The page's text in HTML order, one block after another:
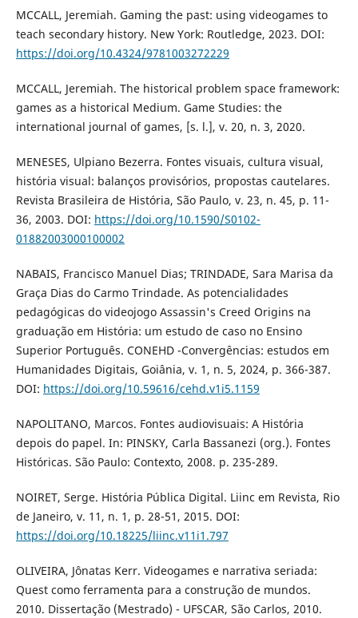
MCCALL, Jeremiah. Gaming the past: using videogames to
teach secondary history. New York: Routledge, 2023. DOI:
https://doi.org/10.4324/9781003272229
MCCALL, Jeremiah. The historical problem space framework:
games as a historical Medium. Game Studies: the
international journal of games, [s. l.], v. 20, n. 3, 2020.
MENESES, Ulpiano Bezerra. Fontes visuais, cultura visual,
história visual: balanços provisórios, propostas cautelares.
Revista Brasileira de História, São Paulo, v. 23, n. 45, p. 11-
36, 2003. DOI: https://doi.org/10.1590/S0102-
01882003000100002
NABAIS, Francisco Manuel Dias; TRINDADE, Sara Marisa da
Graça Dias do Carmo Trindade. As potencialidades
pedagógicas do videojogo Assassin's Creed Origins na
graduação em História: um estudo de caso no Ensino
Superior Português. CONEHD -Convergências: estudos em
Humanidades Digitais, Goiânia, v. 1, n. 5, 2024, p. 366-387.
DOI: https://doi.org/10.59616/cehd.v1i5.1159
NAPOLITANO, Marcos. Fontes audiovisuais: A História
depois do papel. In: PINSKY, Carla Bassanezi (org.). Fontes
Históricas. São Paulo: Contexto, 2008. p. 235-289.
NOIRET, Serge. História Pública Digital. Liinc em Revista, Rio
de Janeiro, v. 11, n. 1, p. 28-51, 2015. DOI:
https://doi.org/10.18225/liinc.v11i1.797
OLIVEIRA, Jônatas Kerr. Videogames e narrativa seriada:
Quest como ferramenta para a construção de mundos.
2010. Dissertação (Mestrado) - UFSCAR, São Carlos, 2010.